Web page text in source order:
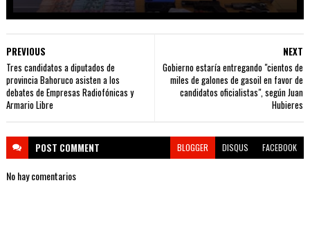
NEXT
Gobierno estaría entregando "cientos de
miles de galones de gasoil en favor de
candidatos oficialistas", según Juan
Hubieres
PREVIOUS
Tres candidatos a diputados de
provincia Bahoruco asisten a los
debates de Empresas Radiofónicas y
Armario Libre
POST COMMENT BLOGGER DISQUS FACEBOOK
No hay comentarios